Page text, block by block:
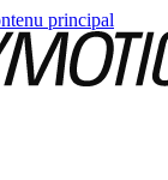
principal